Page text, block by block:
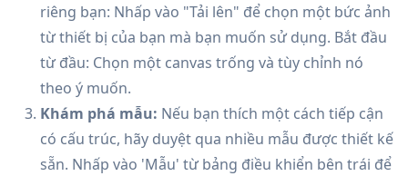
riêng bạn: Nhấp vào "Tải lên" để chọn một bức ảnh
từ thiết bị của bạn mà bạn muốn sử dụng. Bắt đầu
từ đầu: Chọn một canvas trống và tùy chỉnh nó
theo ý muốn.
Khám phá mẫu: Nếu bạn thích một cách tiếp cận
có cấu trúc, hãy duyệt qua nhiều mẫu được thiết kế
sẵn. Nhấp vào 'Mẫu' từ bảng điều khiển bên trái để